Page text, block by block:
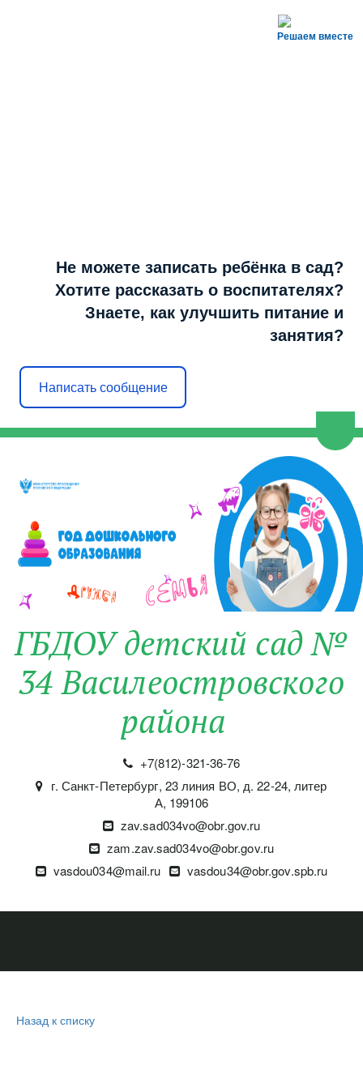
Решаем вместе
Не можете записать ребёнка в сад?
Хотите рассказать о воспитателях?
Знаете, как улучшить питание и
занятия?
Написать сообщение
ГБДОУ детский сад №
34 Василеостровского
района
+7(812)-321-36-76
г. Санкт-Петербург, 23 линия ВО, д. 22-24, литер
А, 199106
zav.sad034vo@obr.gov.ru
zam.zav.sad034vo@obr.gov.ru
vasdou034@mail.ru
vasdou34@obr.gov.spb.ru
Назад к списку